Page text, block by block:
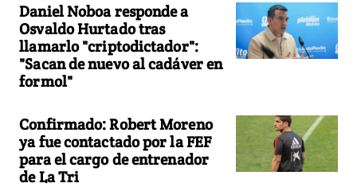
Daniel Noboa responde a
Osvaldo Hurtado tras
llamarlo "criptodictador":
"Sacan de nuevo al cadáver en
formol"
Confirmado: Robert Moreno
ya fue contactado por la FEF
para el cargo de entrenador
de La Tri